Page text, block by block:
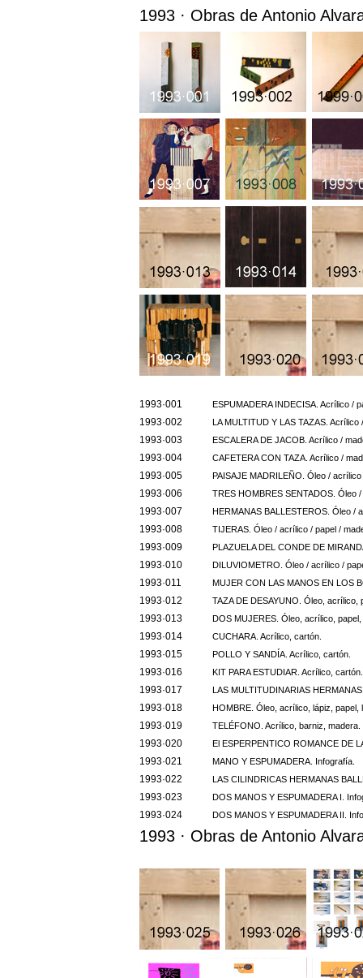
1993 · Obras de Antonio
1993·001 ESPUMADERA INDECISA. Acrílico /
1993·002 LA MULTITUD Y LAS TAZAS. Acrílico
1993·003 ESCALERA DE JACOB. Acrílico /
1993·004 CAFETERA CON TAZA. Acrílico /
1993·005 PAISAJE MADRILEÑO. Óleo /
1993·006 TRES HOMBRES SENTADOS. Óleo
1993·007 HERMANAS BALLESTEROS. Óleo /
1993·008 TIJERAS. Óleo / acrílico / papel /
1993·009 PLAZUELA DEL CONDE DE
1993·010 DILUVIOMETRO. Óleo / acrílico /
1993·011 MUJER CON LAS MANOS EN LOS
1993·012 TAZA DE DESAYUNO. Óleo, acrílico,
1993·013 DOS MUJERES. Óleo, acrílico,
1993·014 CUCHARA. Acrílico, cartón.
1993·015 POLLO Y SANDÍA. Acrílico, cartón.
1993·016 KIT PARA ESTUDIAR. Acrílico, cartón.
1993·017 LAS MULTITUDINARIAS
1993·018 HOMBRE. Óleo, acrílico, lápiz, papel,
1993·019 TELÉFONO. Acrílico, barniz, madera.
1993·020 El ESPERPENTICO ROMANCE DE
1993·021 MANO Y ESPUMADERA. Infografía.
1993·022 LAS CILINDRICAS HERMANAS
1993·023 DOS MANOS Y ESPUMADERA I.
1993·024 DOS MANOS Y ESPUMADERA II.
1993 · Obras de Antonio